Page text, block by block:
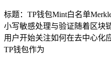
标题：TP钱包Mint白名单
小写敏感处理与验证随着区块
用户开始关注如何在去中心化
TP钱包作为